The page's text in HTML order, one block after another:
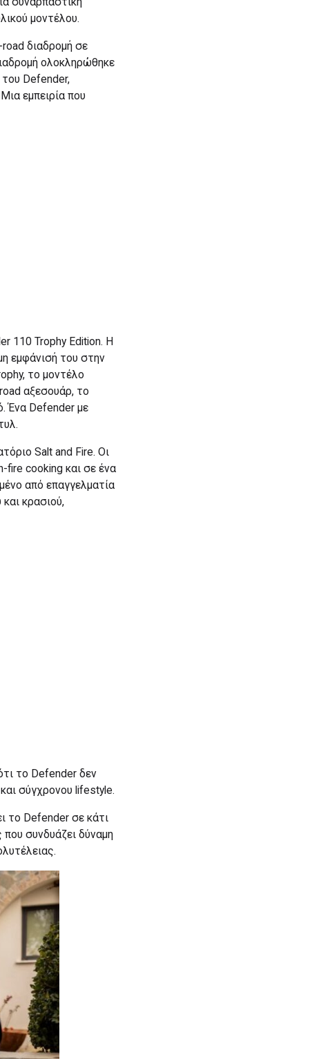
μοντέλου.
road διαδρομή σε
ολοκληρώθηκε
Defender,
εμπειρία που
110 Trophy Edition. Η
εμφάνισή του στην
το μοντέλο
αξεσουάρ, το
Ένα Defender με
Salt and Fire. Οι
fire cooking και σε ένα
από επαγγελματία
κρασιού,
το Defender δεν
σύγχρονου lifestyle.
το Defender σε κάτι
συνδυάζει δύναμη